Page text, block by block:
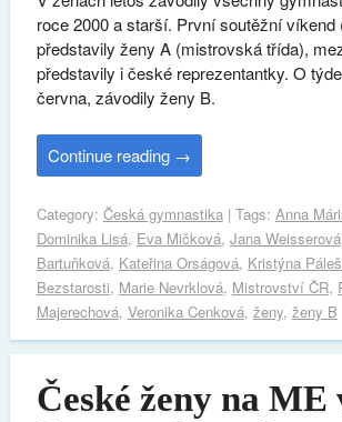
roce 2000 a starší. První soutěžní víkend
představily ženy A (mistrovská třída),
představily i české reprezentantky. O
června, závodily ženy B.
Continue reading →
Category: Česká gymnastika| Tags: Anna
Dominika Lisá, Eva Mičková, Jana Weisserová
Bartuňková, Kateřina Orságová, Kristýna
Bezstarosti, Marie Nevrklová, Mistrovství ČR,
Majerechová, Veronika Cenková, ženy, ženy B
České ženy na ME